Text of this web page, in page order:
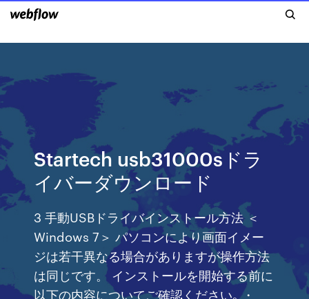
Startech usb31000sドラ
イバーダウンロード
3 手動USBドライバインストール方法 ＜
Windows 7＞ パソコンにより画面イメー
ジは若干異なる場合がありますが操作方法
は同じです。 インストールを開始する前に
以下の内容についてご確認ください｡ ・